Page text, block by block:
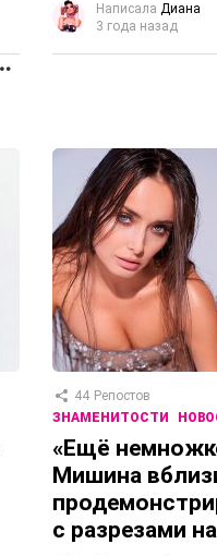
Написала Диана
3 года назад
44 Репостов
ЗНАМЕНИТОСТИ
«Ещё
Мишина
с разрезами